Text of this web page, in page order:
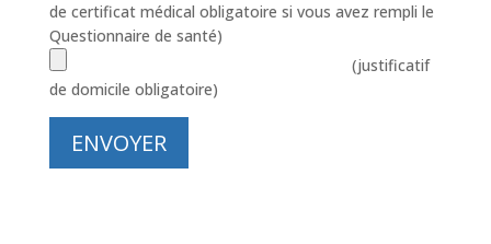
de certificat médical obligatoire si vous avez rempli le
Questionnaire de santé)
(justificatif
de domicile obligatoire)